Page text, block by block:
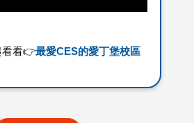
看看👉最愛CES的愛丁堡校區